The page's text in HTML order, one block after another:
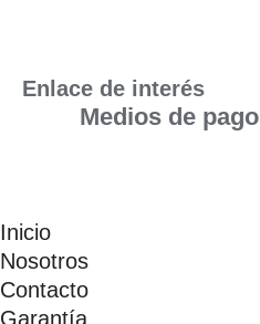
Enlace de interés
Medios de pago
Inicio
Nosotros
Contacto
Garantía